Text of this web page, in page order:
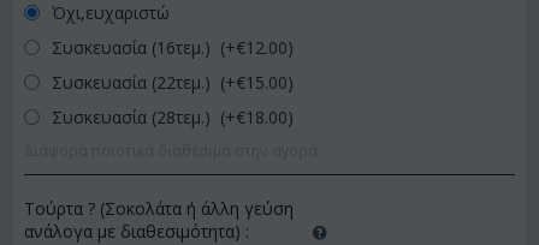
Όχι,ευχαριστώ
Συσκευασία (16τεμ.) (+€12.00)
Συσκευασία (22τεμ.) (+€15.00)
Συσκευασία (28τεμ.) (+€18.00)
Τούρτα ? (Σοκολάτα ή άλλη γεύση
ανάλογα με διαθεσιμότητα) :